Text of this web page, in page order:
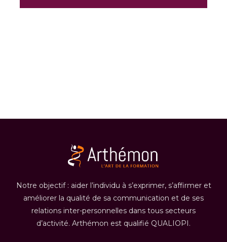
Notre objectif : aider l’individu à s’exprimer, s’affirmer et
améliorer la qualité de sa communication et de ses
relations inter-personnelles dans tous secteurs
d’activité. Arthémon est qualifié QUALIOPI.